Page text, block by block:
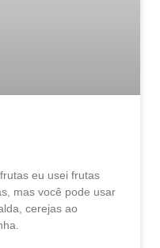
eu usei frutas
mas você pode usar
cerejas ao